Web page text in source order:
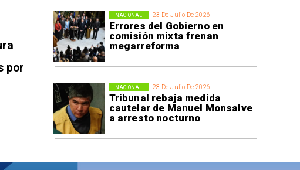
23 De Julio De 2026
Errores del Gobierno en
comisión mixta frenan
megarreforma
NACIONAL
23 De Julio De 2026
Tribunal rebaja medida
cautelar de Manuel Monsalve
a arresto nocturno
NACIONAL
por